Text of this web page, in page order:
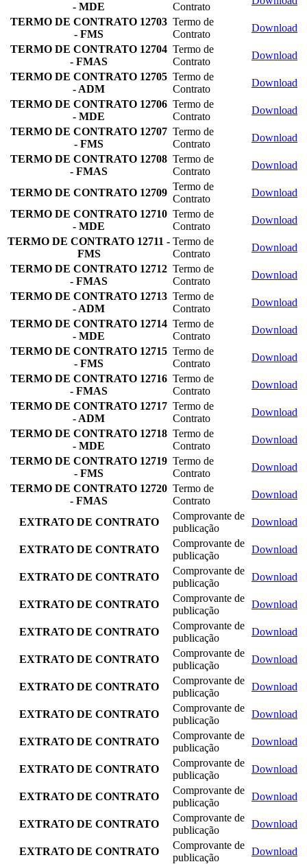
- MDE Contrato
TERMO DE CONTRATO 12703
- FMS
Termo de
Contrato
Download
TERMO DE CONTRATO 12704
- FMAS
Termo de
Contrato
Download
TERMO DE CONTRATO 12705
- ADM
Termo de
Contrato
Download
TERMO DE CONTRATO 12706
- MDE
Termo de
Contrato
Download
TERMO DE CONTRATO 12707
- FMS
Termo de
Contrato
Download
TERMO DE CONTRATO 12708
- FMAS
Termo de
Contrato
Download
TERMO DE CONTRATO 12709
Termo de
Contrato
Download
TERMO DE CONTRATO 12710
- MDE
Termo de
Contrato
Download
TERMO DE CONTRATO 12711 -
FMS
Termo de
Contrato
Download
TERMO DE CONTRATO 12712
- FMAS
Termo de
Contrato
Download
TERMO DE CONTRATO 12713
- ADM
Termo de
Contrato
Download
TERMO DE CONTRATO 12714
- MDE
Termo de
Contrato
Download
TERMO DE CONTRATO 12715
- FMS
Termo de
Contrato
Download
TERMO DE CONTRATO 12716
- FMAS
Termo de
Contrato
Download
TERMO DE CONTRATO 12717
- ADM
Termo de
Contrato
Download
TERMO DE CONTRATO 12718
- MDE
Termo de
Contrato
Download
TERMO DE CONTRATO 12719
- FMS
Termo de
Contrato
Download
TERMO DE CONTRATO 12720
- FMAS
Termo de
Contrato
Download
EXTRATO DE CONTRATO
Comprovante de
publicação
Download
EXTRATO DE CONTRATO
Comprovante de
publicação
Download
EXTRATO DE CONTRATO
Comprovante de
publicação
Download
EXTRATO DE CONTRATO
Comprovante de
publicação
Download
EXTRATO DE CONTRATO
Comprovante de
publicação
Download
EXTRATO DE CONTRATO
Comprovante de
publicação
Download
EXTRATO DE CONTRATO
Comprovante de
publicação
Download
EXTRATO DE CONTRATO
Comprovante de
publicação
Download
EXTRATO DE CONTRATO
Comprovante de
publicação
Download
EXTRATO DE CONTRATO
Comprovante de
publicação
Download
EXTRATO DE CONTRATO
Comprovante de
publicação
Download
EXTRATO DE CONTRATO
Comprovante de
publicação
Download
EXTRATO DE CONTRATO
Comprovante de
publicação
Download